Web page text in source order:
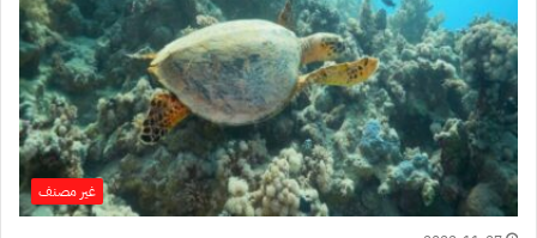
غير مصنف